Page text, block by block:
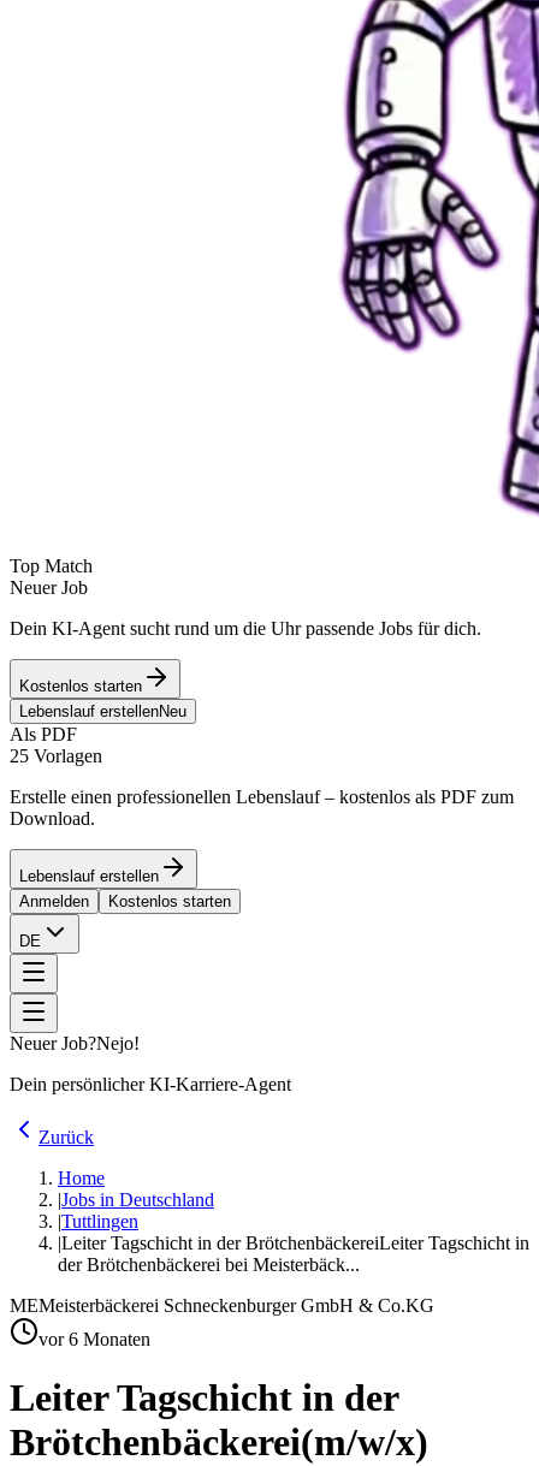
Top Match
Neuer Job
Dein KI-Agent sucht rund um die Uhr passende Jobs für dich.
Kostenlos starten
Lebenslauf erstellenNeu
Als PDF
25 Vorlagen
Erstelle einen professionellen Lebenslauf – kostenlos als PDF zum
Download.
Lebenslauf erstellen
Anmelden
Kostenlos starten
DE
Neuer Job?Nejo!
Dein persönlicher KI-Karriere-Agent
Zurück
Home
|Jobs in Deutschland
|Tuttlingen
|Leiter Tagschicht in der BrötchenbäckereiLeiter Tagschicht in
der Brötchenbäckerei bei Meisterbäck...
MEMeisterbäckerei Schneckenburger GmbH & Co.KG
vor 6 Monaten
Leiter Tagschicht in der
Brötchenbäckerei(m/w/x)